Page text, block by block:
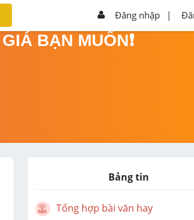
Đăng nhập |
BẠN MUỐN❗
Bảng tin
Tổng hợp bài văn hay